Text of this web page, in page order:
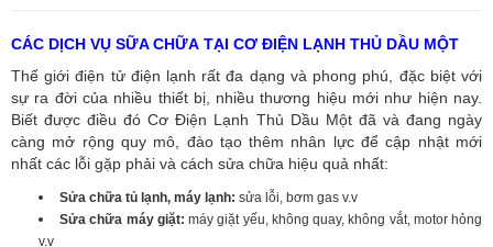
CÁC DỊCH VỤ SỮA CHỮA TẠI CƠ ĐIỆN LẠNH THỦ DẦU MỘT
Thế giới điện tử điện lạnh rất đa dạng và phong phú, đặc biệt với
sự ra đời của nhiều thiết bị, nhiều thương hiệu mới như hiện nay.
Biết được điều đó Cơ Điện Lạnh Thủ Dầu Một đã và đang ngày
càng mở rộng quy mô, đào tạo thêm nhân lực để cập nhật mới
nhất các lỗi gặp phải và cách sửa chữa hiệu quả nhất:
Sửa chữa tủ lạnh, máy lạnh: sửa lỗi, bơm gas v.v
Sửa chữa máy giặt:máy giặt yếu, không quay, không vắt, motor hỏng
v.v